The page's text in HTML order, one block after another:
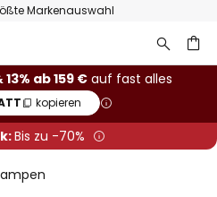
Markenauswahl
13% ab 159 €auf fast alles
kopieren
Bis zu -70%